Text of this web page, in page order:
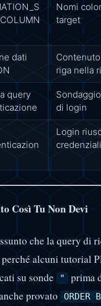
Nomi
target
dati
riga nella
query
di login
Login
Così Tu Non Devi
che la query di
alcuni tutorial
su sonde
"
prima
provato ORDER